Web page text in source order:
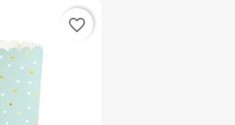
favorite_border